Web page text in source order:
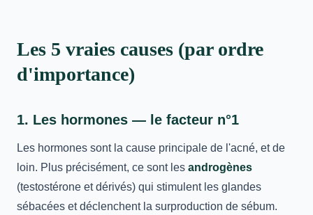
Les 5 vraies causes (par ordre
d'importance)
1. Les hormones — le facteur n°1
Les hormones sont la cause principale de l'acné, et de
loin. Plus précisément, ce sont les androgènes
(testostérone et dérivés) qui stimulent les glandes
sébacées et déclenchent la surproduction de sébum.